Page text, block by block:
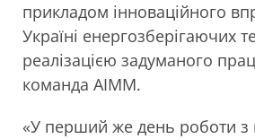
прикладом інноваційного
Україні енергозберігаючих
реалізацією задуманого
команда АIMM.
«У перший же день роботи з